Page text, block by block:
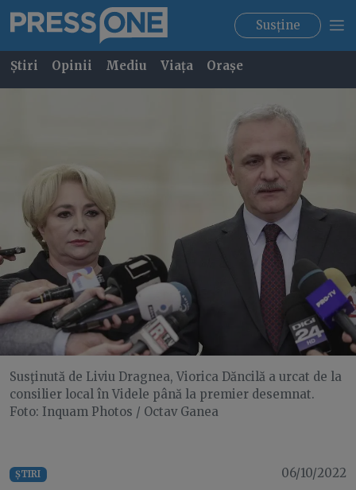
Susține
Știri Opinii Mediu Viața Orașe
Susţinută de Liviu Dragnea, Viorica Dăncilă a urcat de la
consilier local în Videle până la premier desemnat.
Foto: Inquam Photos / Octav Ganea
ȘTIRI 06/10/2022